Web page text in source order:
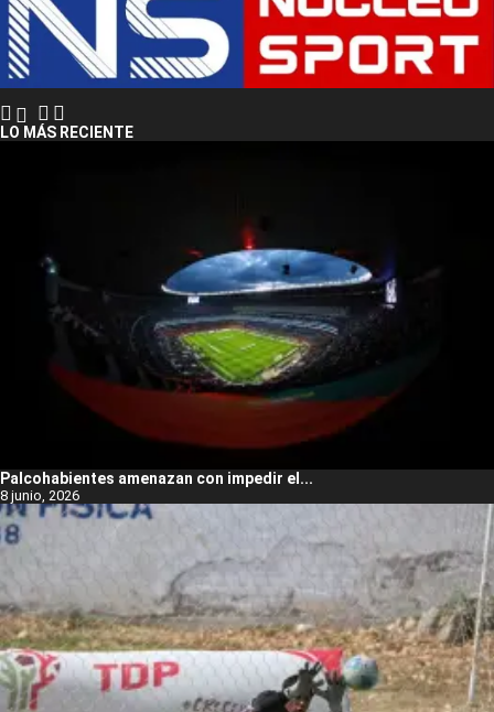
LO MÁS RECIENTE
Palcohabientes amenazan con impedir el...
8 junio, 2026